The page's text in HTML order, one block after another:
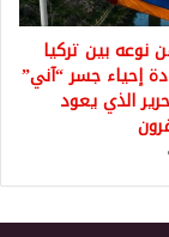
نوعه بين تركيا
إحياء جسر “آني”
الذي يعود